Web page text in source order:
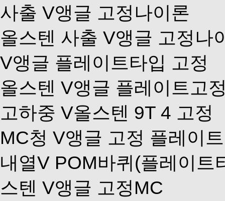
사출 V앵글 고정나이론
올스텐 사출 V앵글 고정나
V앵글 플레이트타입 고정
올스텐 V앵글 플레이트고
고하중 V올스텐 9T 4 고정
MC청 V앵글 고정 플레이
내열V POM바퀴(플레이트
스텐 V앵글 고정MC